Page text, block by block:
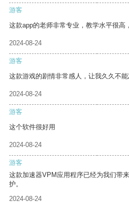
游客
这款app的老师非常专业，教学水平很高
2024-08-24
游客
这款游戏的剧情非常感人，让我久久不能
2024-08-24
游客
这个软件很好用
2024-08-24
游客
这款加速器VPM应用程序已经为我们带
护。
2024-08-24